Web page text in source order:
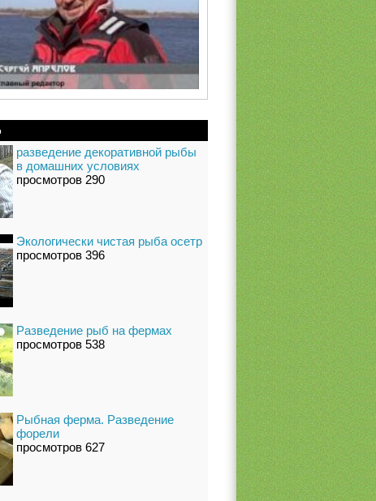
разведение декоративной рыбы
в домашних условиях
просмотров 290
Экологически чистая рыба осетр
просмотров 396
Разведение рыб на фермах
просмотров 538
Рыбная ферма. Разведение
форели
просмотров 627